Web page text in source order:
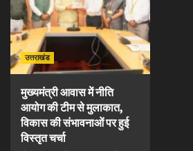
उत्तराखंड
मुख्यमंत्री आवास में नीति
आयोग की टीम से मुलाकात,
विकास की संभावनाओं पर हुई
विस्तृत चर्चा